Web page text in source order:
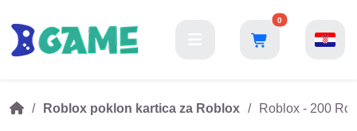
0
Roblox poklon kartica za Roblox Roblox - 200